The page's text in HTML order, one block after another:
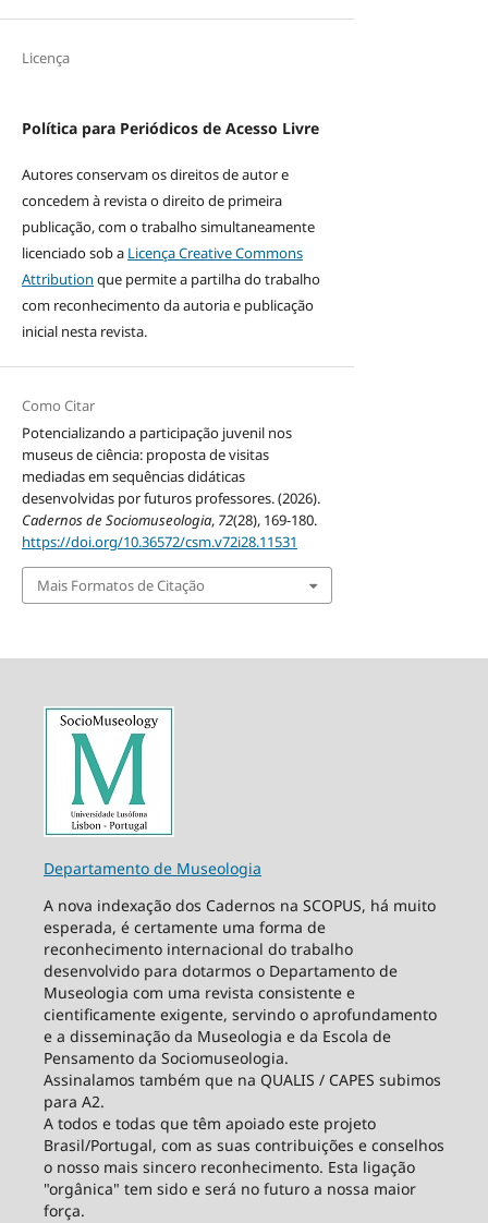
Licença
Política para Periódicos de Acesso Livre
Autores conservam os direitos de autor e
concedem à revista o direito de primeira
publicação, com o trabalho simultaneamente
licenciado sob a Licença Creative Commons
Attribution que permite a partilha do trabalho
com reconhecimento da autoria e publicação
inicial nesta revista.
Como Citar
Potencializando a participação juvenil nos
museus de ciência: proposta de visitas
mediadas em sequências didáticas
desenvolvidas por futuros professores. (2026).
Cadernos de Sociomuseologia, 72(28), 169-180.
https://doi.org/10.36572/csm.v72i28.11531
Mais Formatos de Citação
Departamento de Museologia
A nova indexação dos Cadernos na SCOPUS, há muito
esperada, é certamente uma forma de
reconhecimento internacional do trabalho
desenvolvido para dotarmos o Departamento de
Museologia com uma revista consistente e
cientificamente exigente, servindo o aprofundamento
e a disseminação da Museologia e da Escola de
Pensamento da Sociomuseologia.
Assinalamos também que na QUALIS / CAPES subimos
para A2.
A todos e todas que têm apoiado este projeto
Brasil/Portugal, com as suas contribuições e conselhos
o nosso mais sincero reconhecimento. Esta ligação
"orgânica" tem sido e será no futuro a nossa maior
força.